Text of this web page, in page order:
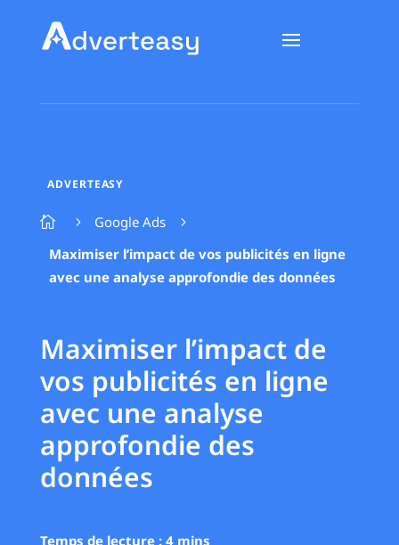
ADVERTEASY
 5 Google Ads 5
Maximiser l’impact de vos publicités en ligne
avec une analyse approfondie des données
Maximiser l’impact de
vos publicités en ligne
avec une analyse
approfondie des
données